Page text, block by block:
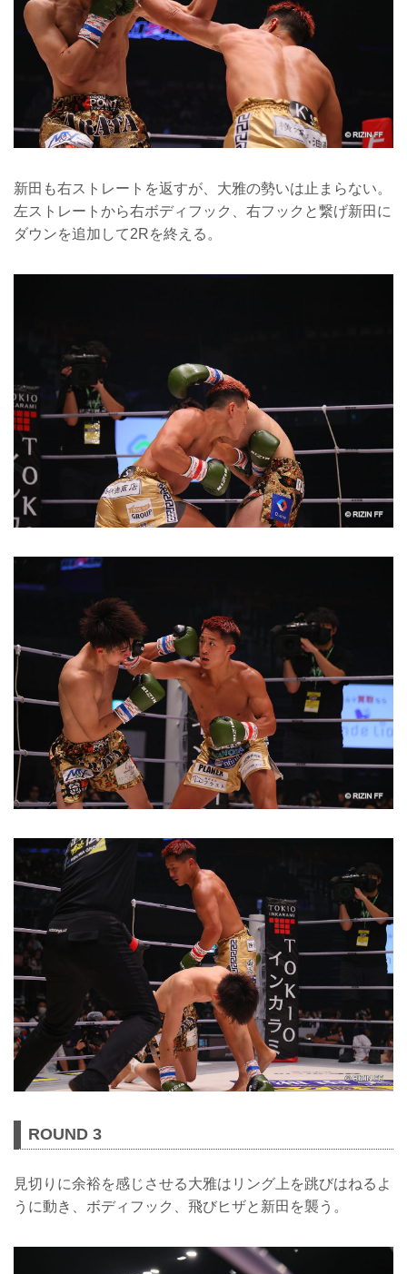
新田も右ストレートを返すが、大雅の勢いは止まらない。
左ストレートから右ボディフック、右フックと繋げ新田に
ダウンを追加して2Rを終える。
ROUND 3
見切りに余裕を感じさせる大雅はリング上を跳びはねるよ
うに動き、ボディフック、飛びヒザと新田を襲う。